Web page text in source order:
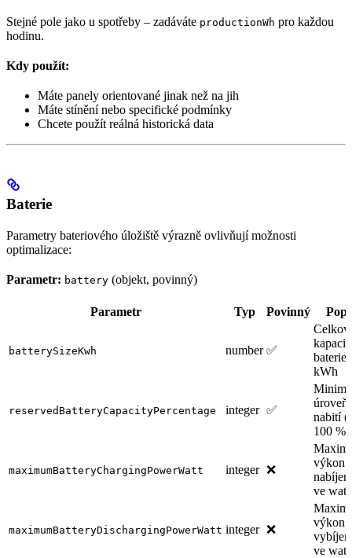
Stejné pole jako u spotřeby – zadáváte productionWh pro každou
hodinu.
Kdy použít:
Máte panely orientované jinak než na jih
Máte stínění nebo specifické podmínky
Chcete použít reálná historická data
Baterie
Parametry bateriového úložiště výrazně ovlivňují možnosti
optimalizace:
Parametr: battery (objekt, povinný)
Parametr Typ Povinný
batterySizeKwh number ✅
baterie
kWh
reservedBatteryCapacityPercentage integer ✅
úroveň
nabití
100 %)
maximumBatteryChargingPowerWatt integer ❌
výkon
nabíjení
ve
maximumBatteryDischargingPowerWatt integer ❌
výkon
ve